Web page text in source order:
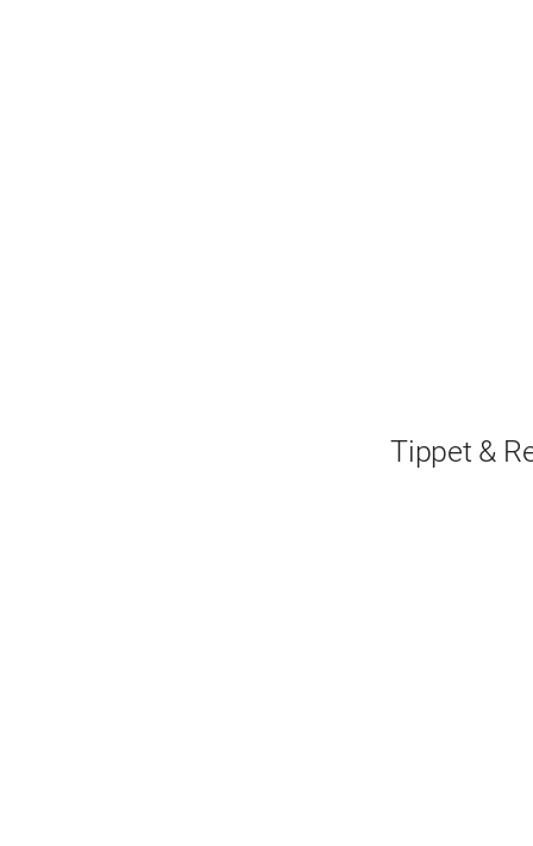
Tippet &